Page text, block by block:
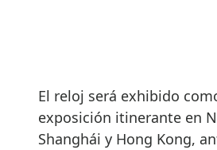
El reloj será exhibido
exposición itinerante en
Shanghái y Hong Kong,